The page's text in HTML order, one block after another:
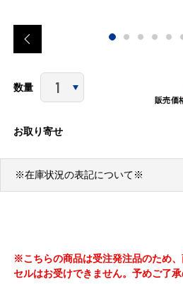
数量
販売価
お取り寄せ
※在庫状況の表記について※
※こちらの商品は受注発注品のため
セルはお受けできません。予めご了承